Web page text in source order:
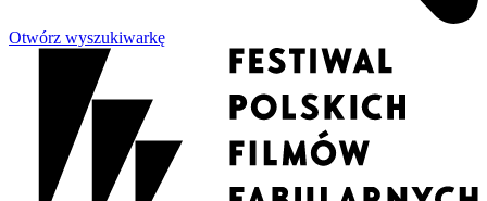
Otwórz wyszukiwarkę